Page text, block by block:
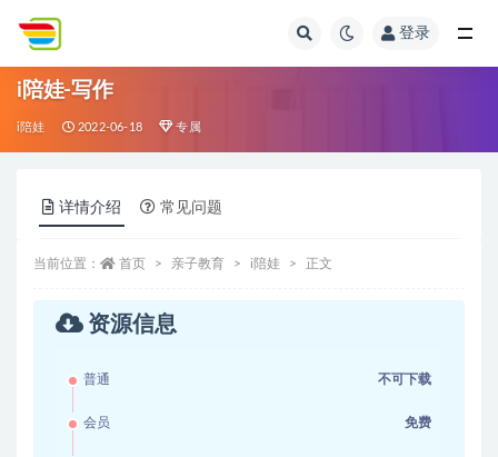
登录
i陪娃-写作
i陪娃 2022-06-18 专属
详情介绍 常见问题
当前位置： 首页 亲子教育 i陪娃 正文
资源信息
普通 不可下载
会员 免费